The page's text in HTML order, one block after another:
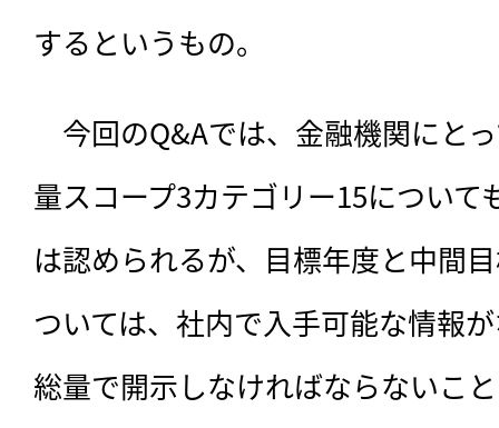
するというもの。
今回のQ&Aでは、金融機関にと
量スコープ3カテゴリー15について
は認められるが、目標年度と中間
ついては、社内で入手可能な情報
総量で開示しなければならないこ